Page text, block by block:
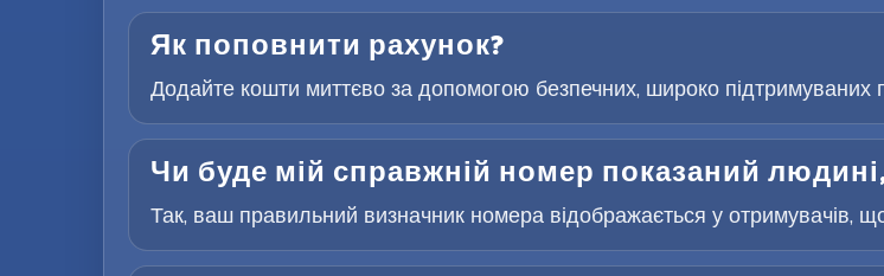
Як поповнити рахунок?
Додайте кошти миттєво за допомогою безпечних, широко підтримуваних
Чи буде мій справжній номер показаний
Так, ваш правильний визначник номера відображається у отримувачів,